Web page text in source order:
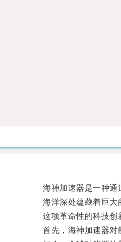
海神加速器是一种通过
海洋深处蕴藏着巨大的
这项革命性的科技创新
首先，海神加速器对